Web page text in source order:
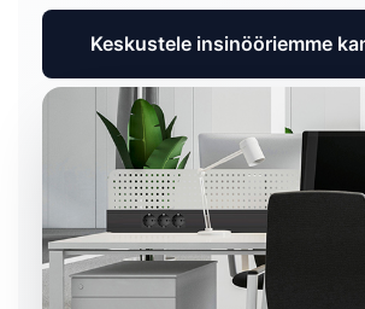
Keskustele insinööriemme